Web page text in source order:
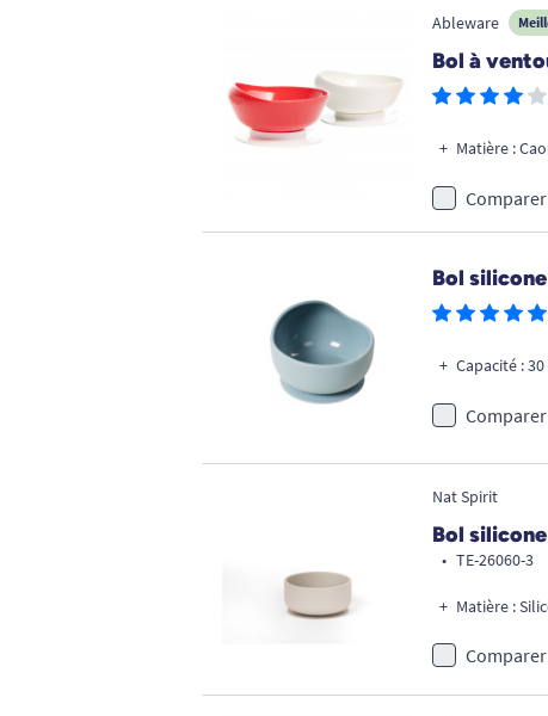
Ableware
Bol à
Matière :
Comparer
Bol
Capacité : 30
Comparer
Nat Spirit
Bol
• TE-26060-3
Matière :
Comparer